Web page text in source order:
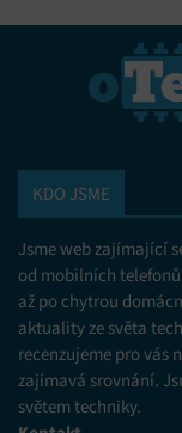
KDO JSME
Jsme web zajímající
od mobilních
až po chytrou
aktuality ze světa
recenzujeme pro vás
zajímavá srovnání.
světem techniky.